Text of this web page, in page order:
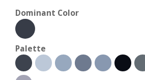
Dominant Color
Palette